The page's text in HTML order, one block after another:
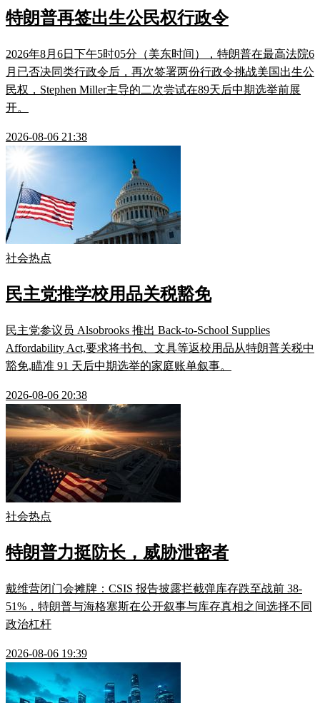
特朗普再签出生公民权行政令
2026年8月6日下午5时05分（美东时间），特朗普在最高法院6
月已否决同类行政令后，再次签署两份行政令挑战美国出生公
民权，Stephen Miller主导的二次尝试在89天后中期选举前展
开。
2026-08-06 21:38
社会热点
民主党推学校用品关税豁免
民主党参议员 Alsobrooks 推出 Back-to-School Supplies
Affordability Act,要求将书包、文具等返校用品从特朗普关税中
豁免,瞄准 91 天后中期选举的家庭账单叙事。
2026-08-06 20:38
社会热点
特朗普力挺防长，威胁泄密者
戴维营闭门会摊牌：CSIS 报告披露拦截弹库存跌至战前 38-
51%，特朗普与海格塞斯在公开叙事与库存真相之间选择不同
政治杠杆
2026-08-06 19:39